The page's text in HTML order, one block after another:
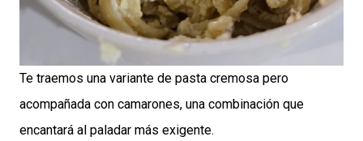
Te traemos una variante de pasta cremosa pero
acompañada con camarones, una combinación que
encantará al paladar más exigente.